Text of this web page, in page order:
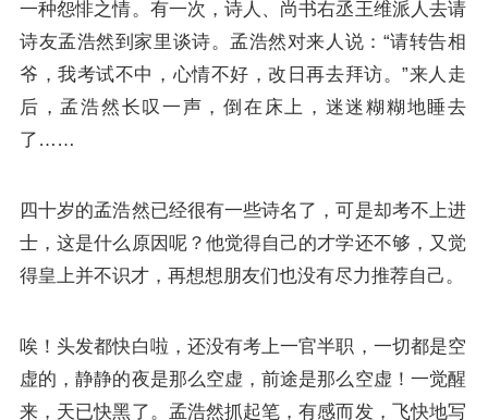
一种怨悱之情。有一次，诗人、尚书右丞王维派人去请
诗友孟浩然到家里谈诗。孟浩然对来人说：“请转告相
爷，我考试不中，心情不好，改日再去拜访。”来人走
后，孟浩然长叹一声，倒在床上，迷迷糊糊地睡去
了……
四十岁的孟浩然已经很有一些诗名了，可是却考不上进
士，这是什么原因呢？他觉得自己的才学还不够，又觉
得皇上并不识才，再想想朋友们也没有尽力推荐自己。
唉！头发都快白啦，还没有考上一官半职，一切都是空
虚的，静静的夜是那么空虚，前途是那么空虚！一觉醒
来，天已快黑了。孟浩然抓起笔，有感而发，飞快地写